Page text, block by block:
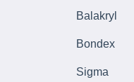
Balakryl
Bondex
Sigma